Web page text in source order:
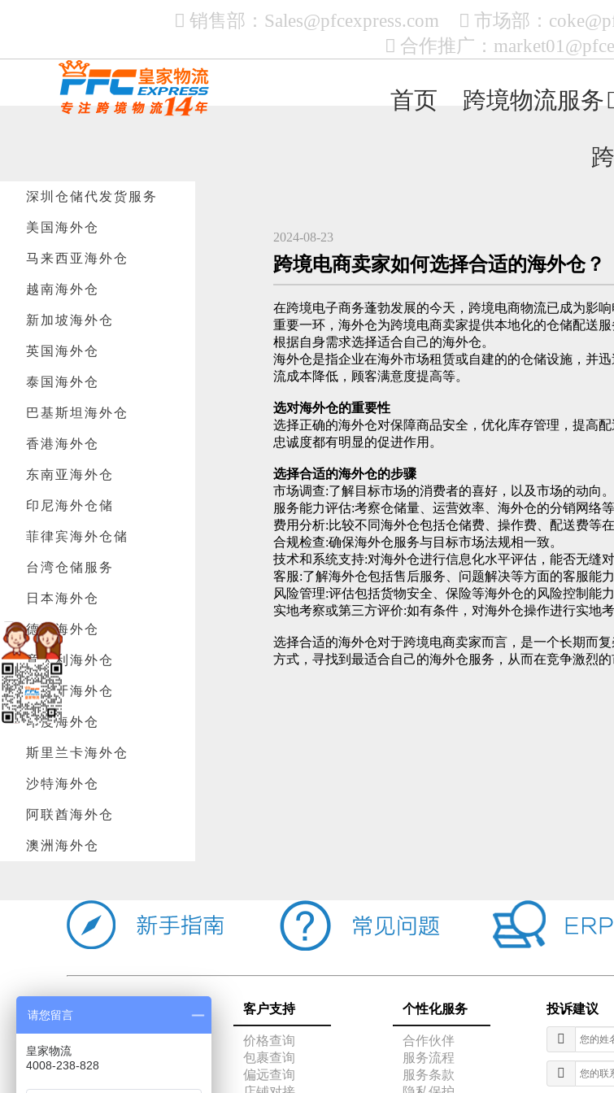
销售部： Sales@pfcexpress.com 市场部：
合作推广：
首页 跨境物流服务
深圳仓储代发货服务
美国海外仓
马来西亚海外仓
越南海外仓
新加坡海外仓
英国海外仓
泰国海外仓
巴基斯坦海外仓
香港海外仓
东南亚海外仓
印尼海外仓储
菲律宾海外仓储
台湾仓储服务
日本海外仓
德国海外仓
意大利海外仓
西班牙海外仓
印度海外仓
斯里兰卡海外仓
沙特海外仓
阿联酋海外仓
澳洲海外仓
2024-08-23
跨境电商卖家如何选择合适的海外仓？
在跨境电子商务蓬勃发展的今天，跨境电商物流已成为影
重要一环，海外仓为跨境电商卖家提供本地化的仓储配送
根据自身需求选择适合自己的海外仓。
海外仓是指企业在海外市场租赁或自建的的仓储设施，并
流成本降低，顾客满意度提高等。
选对海外仓的重要性
选择正确的海外仓对保障商品安全，优化库存管理，提高
忠诚度都有明显的促进作用。
选择合适的海外仓的步骤
市场调查:了解目标市场的消费者的喜好，以及市场的动向。
服务能力评估:考察仓储量、运营效率、海外仓的分销网络等
费用分析:比较不同海外仓包括仓储费、操作费、配送费等在
合规检查:确保海外仓服务与目标市场法规相一致。
技术和系统支持:对海外仓进行信息化水平评估，能否无缝对
客服:了解海外仓包括售后服务、问题解决等方面的客服能力
风险管理:评估包括货物安全、保险等海外仓的风险控制能力
实地考察或第三方评价:如有条件，对海外仓操作进行实地
选择合适的海外仓对于跨境电商卖家而言，是一个长期而
方式，寻找到最适合自己的海外仓服务，从而在竞争激烈的
客户支持
价格查询
包裹查询
偏远查询
个性化服务
合作伙伴
服务流程
服务条款
投诉建议
请您留言
皇家物流
4008-238-828